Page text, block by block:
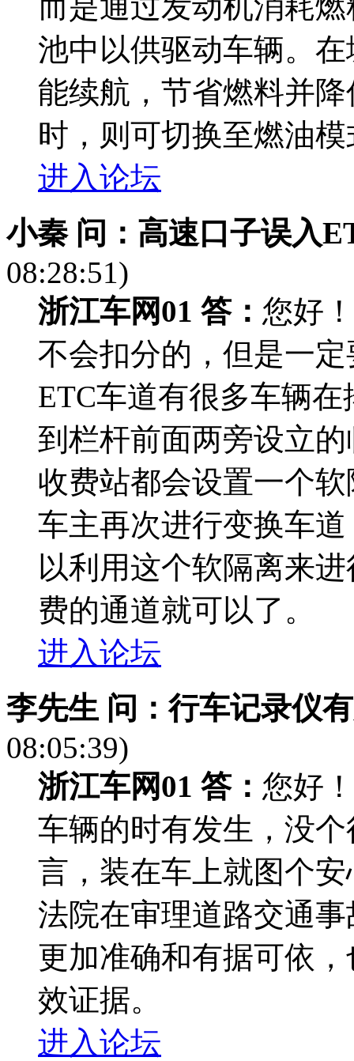
而是通过发动机消耗
池中以供驱动车辆。
能续航，节省燃料并
时，则可切换至燃油
进入论坛
小秦 问： 高速口子误入
08:28:51)
浙江车网01 答： 您好
不会扣分的，但是一
ETC车道有很多车辆
到栏杆前面两旁设立
收费站都会设置一个
车主再次进行变换车
以利用这个软隔离来
费的通道就可以了。
进入论坛
李先生 问：行车记录仪
08:05:39)
浙江车网01 答： 您好
车辆的时有发生，没
言，装在车上就图个
法院在审理道路交通
更加准确和有据可依
效证据。
进入论坛